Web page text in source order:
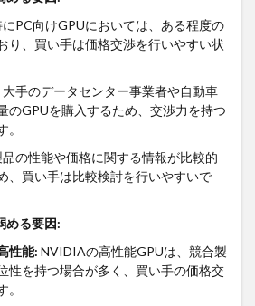
にPC向けGPUにおいては、ある程度の
り、買い手は価格交渉を行いやすい状
大手のデータセンター事業者や自動車
のGPUを購入するため、交渉力を持つ
品の性能や価格に関する情報が比較的
、買い手は比較検討を行いやすいで
める要因:
性能: NVIDIAの高性能GPUは、競合製
性を持つ場合が多く、買い手の価格交